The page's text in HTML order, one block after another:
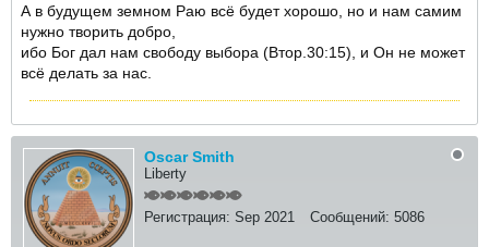
А в будущем земном Раю всё будет хорошо, но и нам самим
нужно творить добро,
ибо Бог дал нам свободу выбора (Втор.30:15), и Он не может
всё делать за нас.
Oscar Smith
Liberty
Регистрация: Sep 2021 Сообщений: 5086